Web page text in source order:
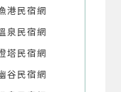
港民宿網
泉民宿網
塔民宿網
谷民宿網